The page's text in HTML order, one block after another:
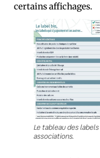
certains affichages.
Le tableau des
associations.